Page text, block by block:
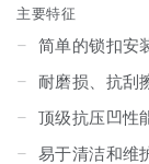
主要特征
简单的锁扣安
耐磨损、抗刮
顶级抗压凹性
易于清洁和维